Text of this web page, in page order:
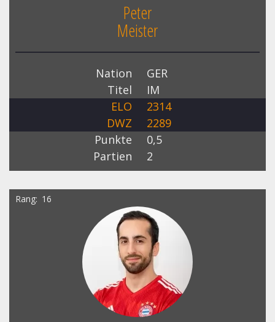
Peter
Meister
Nation
GER
Titel
IM
ELO
2314
DWZ
2289
Punkte
0,5
Partien
2
Rang 16